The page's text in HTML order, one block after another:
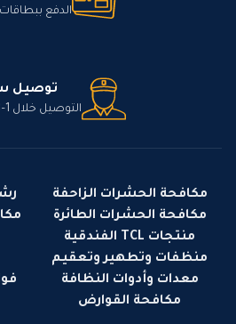
الدفع ببطاقات
توصيل
التوصيل خلال 1–3 أيام عمل
مكافحة الحشرات الزاحفة
مكافحة الحشرات الطائرة
منتجات TCL الفندقية
منظفات وتطهير وتعقيم
معدات وأدوات النظافة
مكافحة القوارض